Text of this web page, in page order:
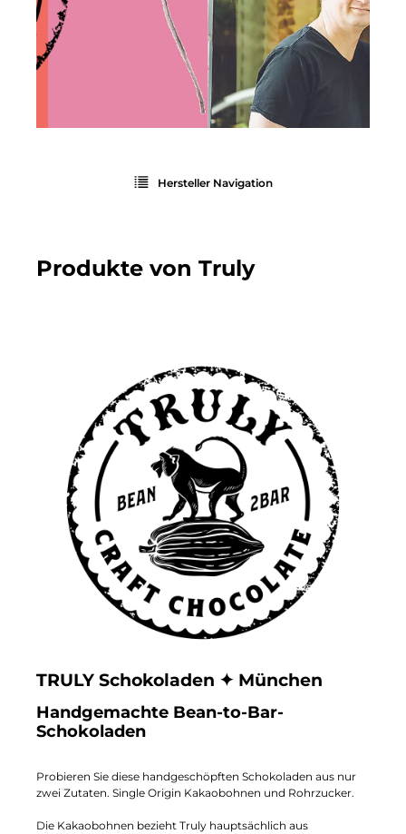
Hersteller Navigation
Produkte von Truly
TRULY Schokoladen ✦ München
Handgemachte Bean-to-Bar-
Schokoladen
Probieren Sie diese handgeschöpften Schokoladen aus nur
zwei Zutaten. Single Origin Kakaobohnen und Rohrzucker.
Die Kakaobohnen bezieht Truly hauptsächlich aus